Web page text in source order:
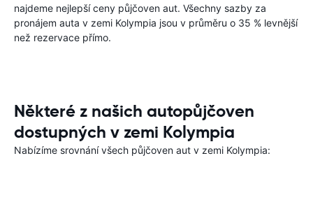
najdeme nejlepší ceny půjčoven aut. Všechny sazby za
pronájem auta v zemi Kolympia jsou v průměru o 35 % levnější
než rezervace přímo.
Některé z našich autopůjčoven
dostupných v zemi Kolympia
Nabízíme srovnání všech půjčoven aut v zemi Kolympia: